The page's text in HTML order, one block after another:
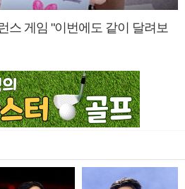
스 게임 "이번에도 같이 달려보